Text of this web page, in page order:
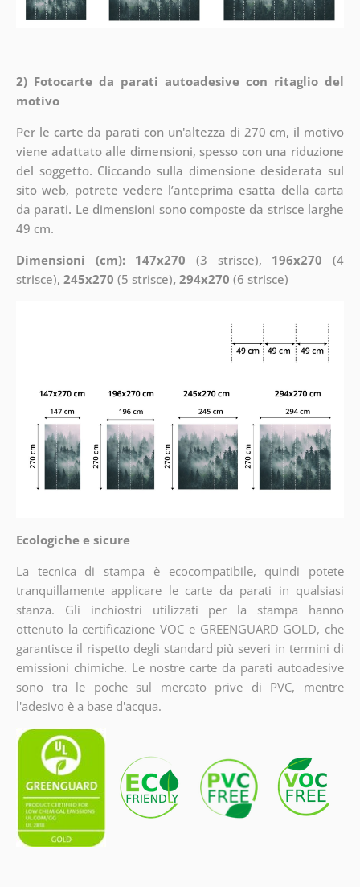
2) Fotocarte da parati autoadesive con ritaglio del
motivo
Per le carte da parati con un'altezza di 270 cm, il motivo
viene adattato alle dimensioni, spesso con una riduzione
del soggetto. Cliccando sulla dimensione desiderata sul
sito web, potrete vedere l’anteprima esatta della carta
da parati. Le dimensioni sono composte da strisce larghe
49 cm.
Dimensioni (cm): 147x270 (3 strisce), 196x270 (4
strisce), 245x270 (5 strisce), 294x270 (6 strisce)
Ecologiche e sicure
La tecnica di stampa è ecocompatibile, quindi potete
tranquillamente applicare le carte da parati in qualsiasi
stanza. Gli inchiostri utilizzati per la stampa hanno
ottenuto la certificazione VOC e GREENGUARD GOLD, che
garantisce il rispetto degli standard più severi in termini di
emissioni chimiche. Le nostre carte da parati autoadesive
sono tra le poche sul mercato prive di PVC, mentre
l'adesivo è a base d'acqua.